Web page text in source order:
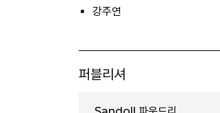
강주연
퍼블리셔